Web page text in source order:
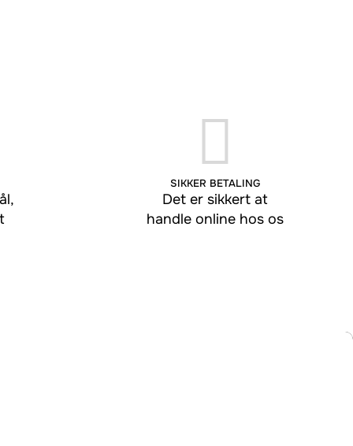
SIKKER BETALING
Det er sikkert at
handle online hos os